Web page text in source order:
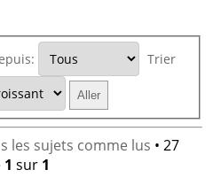
Trier
les sujets comme lus • 27
1 sur 1